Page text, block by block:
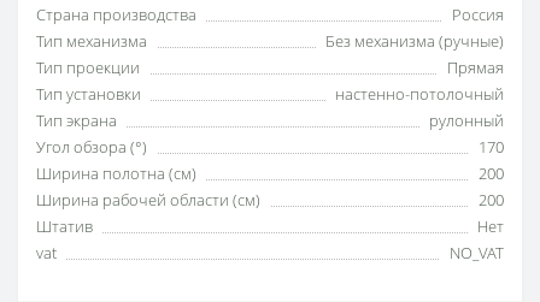
Страна производства
Россия
Тип механизма
Без механизма (ручные)
Тип проекции
Прямая
Тип установки
настенно-потолочный
Тип экрана
рулонный
Угол обзора (°)
170
Ширина полотна (см)
200
Ширина рабочей области (см)
200
Штатив
Нет
vat
NO_VAT